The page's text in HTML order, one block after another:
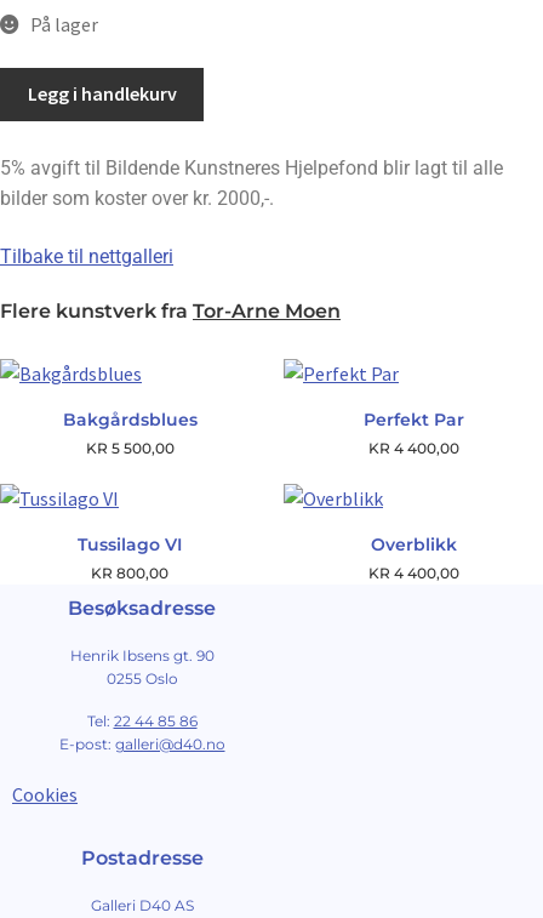
På lager
antall
Legg i handlekurv
5% avgift til Bildende Kunstneres Hjelpefond blir lagt til alle
bilder som koster over kr. 2000,-.
Tilbake til nettgalleri
Flere kunstverk fra Tor-Arne Moen
Bakgårdsblues
KR 5 500,00
Perfekt Par
KR 4 400,00
Tussilago VI
KR 800,00
Overblikk
KR 4 400,00
Besøksadresse
Henrik Ibsens gt. 90
0255 Oslo
Tel: 22 44 85 86
E-post: galleri@d40.no
Cookies
Postadresse
Galleri D40 AS